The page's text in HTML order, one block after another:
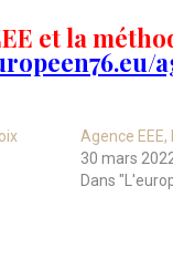
et la
Agence
30 mars
Dans